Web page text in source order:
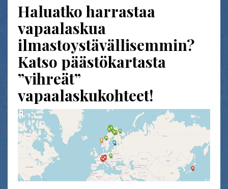
Haluatko harrastaa
vapaalaskua
ilmastoystävällisemmin?
Katso päästökartasta
”vihreät”
vapaalaskukohteet!